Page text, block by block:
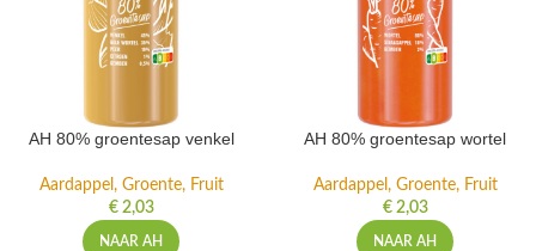
AH 80% groentesap venkel
Aardappel, Groente, Fruit
€2,03
NAAR AH
AH 80% groentesap wortel
Aardappel, Groente, Fruit
€2,03
NAAR AH